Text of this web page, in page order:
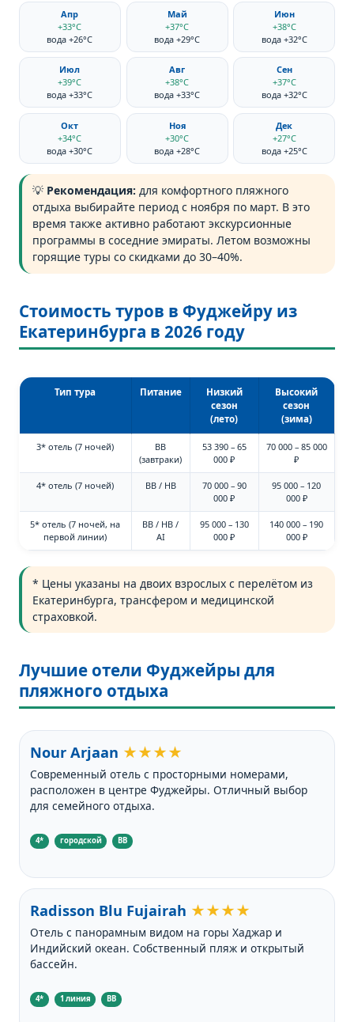
Апр
+33°C
вода +26°C
Май
+37°C
вода +29°C
Июн
+38°C
вода +32°C
Июл
+39°C
вода +33°C
Авг
+38°C
вода +33°C
Сен
+37°C
вода +32°C
Окт
+34°C
вода +30°C
Ноя
+30°C
вода +28°C
Дек
+27°C
вода +25°C
💡 Рекомендация: для комфортного пляжного
отдыха выбирайте период с ноября по март. В это
время также активно работают экскурсионные
программы в соседние эмираты. Летом возможны
горящие туры со скидками до 30–40%.
Стоимость туров в Фуджейру из
Екатеринбурга в 2026 году
Тип тура Питание
Низкий
сезон
(лето)
Высокий
сезон
(зима)
3* отель (7 ночей)
BB
(завтраки)
53 390 – 65
000 ₽
70 000 – 85 000
₽
4* отель (7 ночей) BB / HB
70 000 – 90
000 ₽
95 000 – 120
000 ₽
5* отель (7 ночей, на
первой линии)
BB / HB /
AI
95 000 – 130
000 ₽
140 000 – 190
000 ₽
* Цены указаны на двоих взрослых с перелётом из
Екатеринбурга, трансфером и медицинской
страховкой.
Лучшие отели Фуджейры для
пляжного отдыха
Nour Arjaan ★★★★
Современный отель с просторными номерами,
расположен в центре Фуджейры. Отличный выбор
для семейного отдыха.
4* городской BB
Radisson Blu Fujairah ★★★★
Отель с панорамным видом на горы Хаджар и
Индийский океан. Собственный пляж и открытый
бассейн.
4* 1 линия BB